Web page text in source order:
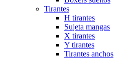
Tirantes
H tirantes
Sujeta mangas
X tirantes
Y tirantes
Tirantes anchos